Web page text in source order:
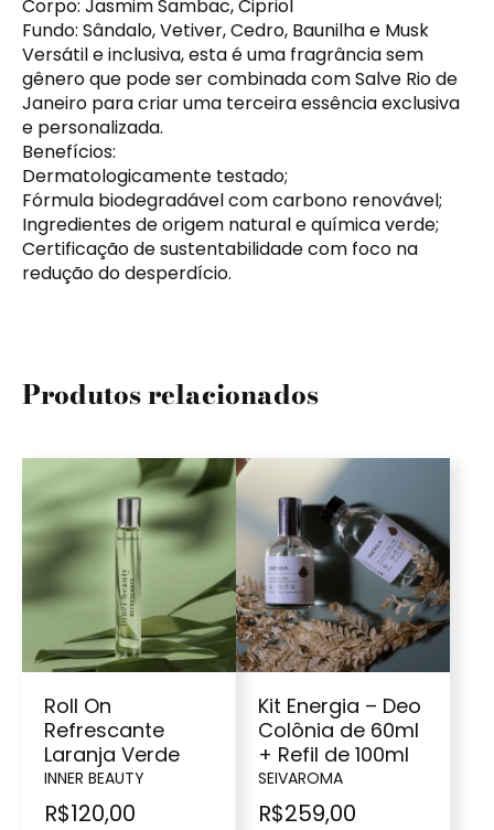
Corpo: Jasmim Sambac, Cipriol
Fundo: Sândalo, Vetiver, Cedro, Baunilha e Musk
Versátil e inclusiva, esta é uma fragrância sem
gênero que pode ser combinada com Salve Rio de
Janeiro para criar uma terceira essência exclusiva
e personalizada.
Benefícios:
Dermatologicamente testado;
Fórmula biodegradável com carbono renovável;
Ingredientes de origem natural e química verde;
Certificação de sustentabilidade com foco na
redução do desperdício.
Produtos relacionados
Roll On
Refrescante
Laranja Verde
INNER BEAUTY
R$120,00
Kit Energia – Deo
Colônia de 60ml
+ Refil de 100ml
SEIVAROMA
R$259,00